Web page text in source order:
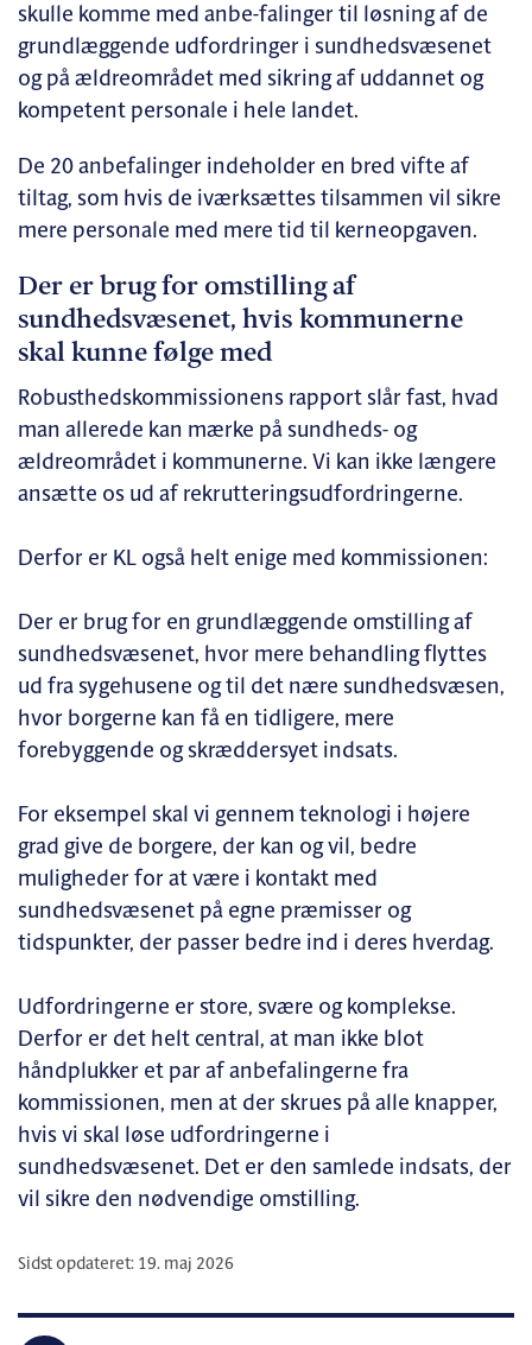
skulle komme med anbe-falinger til løsning af de
grundlæggende udfordringer i sundhedsvæsenet
og på ældreområdet med sikring af uddannet og
kompetent personale i hele landet.
De 20 anbefalinger indeholder en bred vifte af
tiltag, som hvis de iværksættes tilsammen vil sikre
mere personale med mere tid til kerneopgaven.
Der er brug for omstilling af
sundhedsvæsenet, hvis kommunerne
skal kunne følge med
Robusthedskommissionens rapport slår fast, hvad
man allerede kan mærke på sundheds- og
ældreområdet i kommunerne. Vi kan ikke længere
ansætte os ud af rekrutteringsudfordringerne.
Derfor er KL også helt enige med kommissionen:
Der er brug for en grundlæggende omstilling af
sundhedsvæsenet, hvor mere behandling flyttes
ud fra sygehusene og til det nære sundhedsvæsen,
hvor borgerne kan få en tidligere, mere
forebyggende og skræddersyet indsats.
For eksempel skal vi gennem teknologi i højere
grad give de borgere, der kan og vil, bedre
muligheder for at være i kontakt med
sundhedsvæsenet på egne præmisser og
tidspunkter, der passer bedre ind i deres hverdag.
Udfordringerne er store, svære og komplekse.
Derfor er det helt central, at man ikke blot
håndplukker et par af anbefalingerne fra
kommissionen, men at der skrues på alle knapper,
hvis vi skal løse udfordringerne i
sundhedsvæsenet. Det er den samlede indsats, der
vil sikre den nødvendige omstilling.
Sidst opdateret: 19. maj 2026